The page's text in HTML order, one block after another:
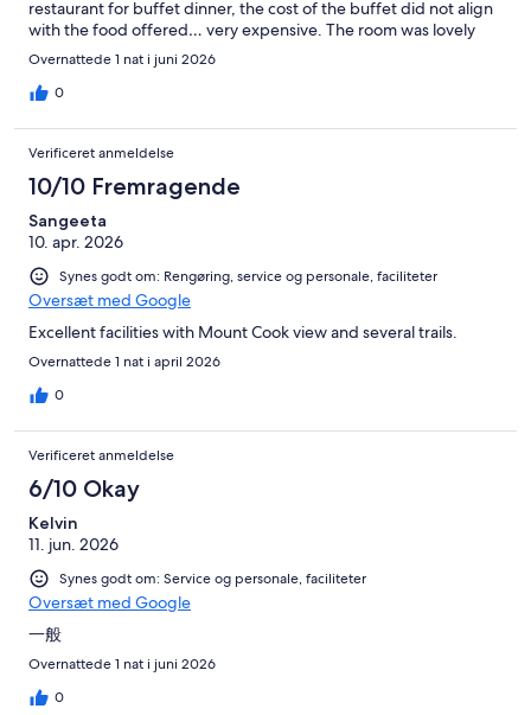
restaurant for buffet dinner, the cost of the buffet did not align
with the food offered… very expensive. The room was lovely
Overnattede 1 nat i juni 2026
0
Verificeret anmeldelse
10/10 Fremragende
Sangeeta
10. apr. 2026
Synes godt om: Rengøring, service og personale, faciliteter
Oversæt med Google
Excellent facilities with Mount Cook view and several trails.
Overnattede 1 nat i april 2026
0
Verificeret anmeldelse
6/10 Okay
Kelvin
11. jun. 2026
Synes godt om: Service og personale, faciliteter
Oversæt med Google
一般
Overnattede 1 nat i juni 2026
0